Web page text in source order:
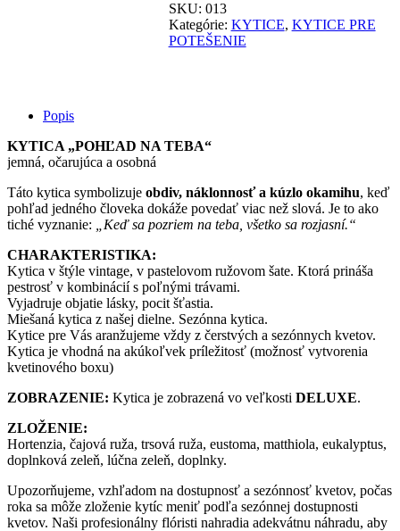
SKU: 013
Kategórie: KYTICE, KYTICE PRE
POTEŠENIE
Popis
KYTICA „POHĽAD NA TEBA“
jemná, očarujúca a osobná
Táto kytica symbolizuje obdiv, náklonnosť a kúzlo okamihu, keď
pohľad jedného človeka dokáže povedať viac než slová. Je to ako
tiché vyznanie:
„Keď sa pozriem na teba, všetko sa rozjasní.“
CHARAKTERISTIKA:
Kytica v štýle vintage, v pastelovom ružovom šate. Ktorá prináša
pestrosť v kombinácií s poľnými trávami.
Vyjadruje objatie lásky, pocit šťastia.
Miešaná kytica z našej dielne. Sezónna kytica.
Kytice pre Vás aranžujeme vždy z čerstvých a sezónnych kvetov.
Kytica je vhodná na akúkoľvek príležitosť (možnosť vytvorenia
kvetinového boxu)
ZOBRAZENIE: Kytica je zobrazená vo veľkosti DELUXE.
ZLOŽENIE:
Hortenzia, čajová ruža, trsová ruža, eustoma, matthiola, eukalyptus,
doplnková zeleň, lúčna zeleň, doplnky.
Upozorňujeme, vzhľadom na dostupnosť a sezónnosť kvetov, počas
roka sa môže zloženie kytíc meniť podľa sezónnej dostupnosti
kvetov. Naši profesionálny flóristi nahradia adekvátnu náhradu, aby